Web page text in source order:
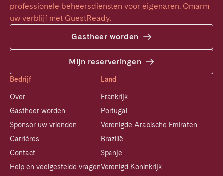
professionele beheersdiensten voor eigenaren. Omarm
uw verblijf met GuestReady.
Gastheer worden
Mijn reserveringen
Bedrijf
Over
Gastheer worden
Sponsor uw vrienden
Carrières
Contact
Help en veelgestelde vragen
Land
Frankrijk
Portugal
Verenigde Arabische Emiraten
Brazilië
Spanje
Verenigd Koninkrijk